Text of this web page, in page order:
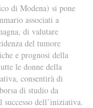
di Modena) si pone
associati a
di valutare
del tumore
e prognosi della
le donne della
consentirà di
di studio da
successo dell’iniziativa.